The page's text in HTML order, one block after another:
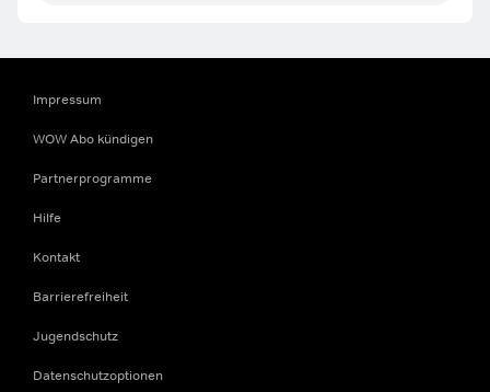
Impressum
WOW Abo kündigen
Partnerprogramme
Hilfe
Kontakt
Barrierefreiheit
Jugendschutz
Datenschutzoptionen